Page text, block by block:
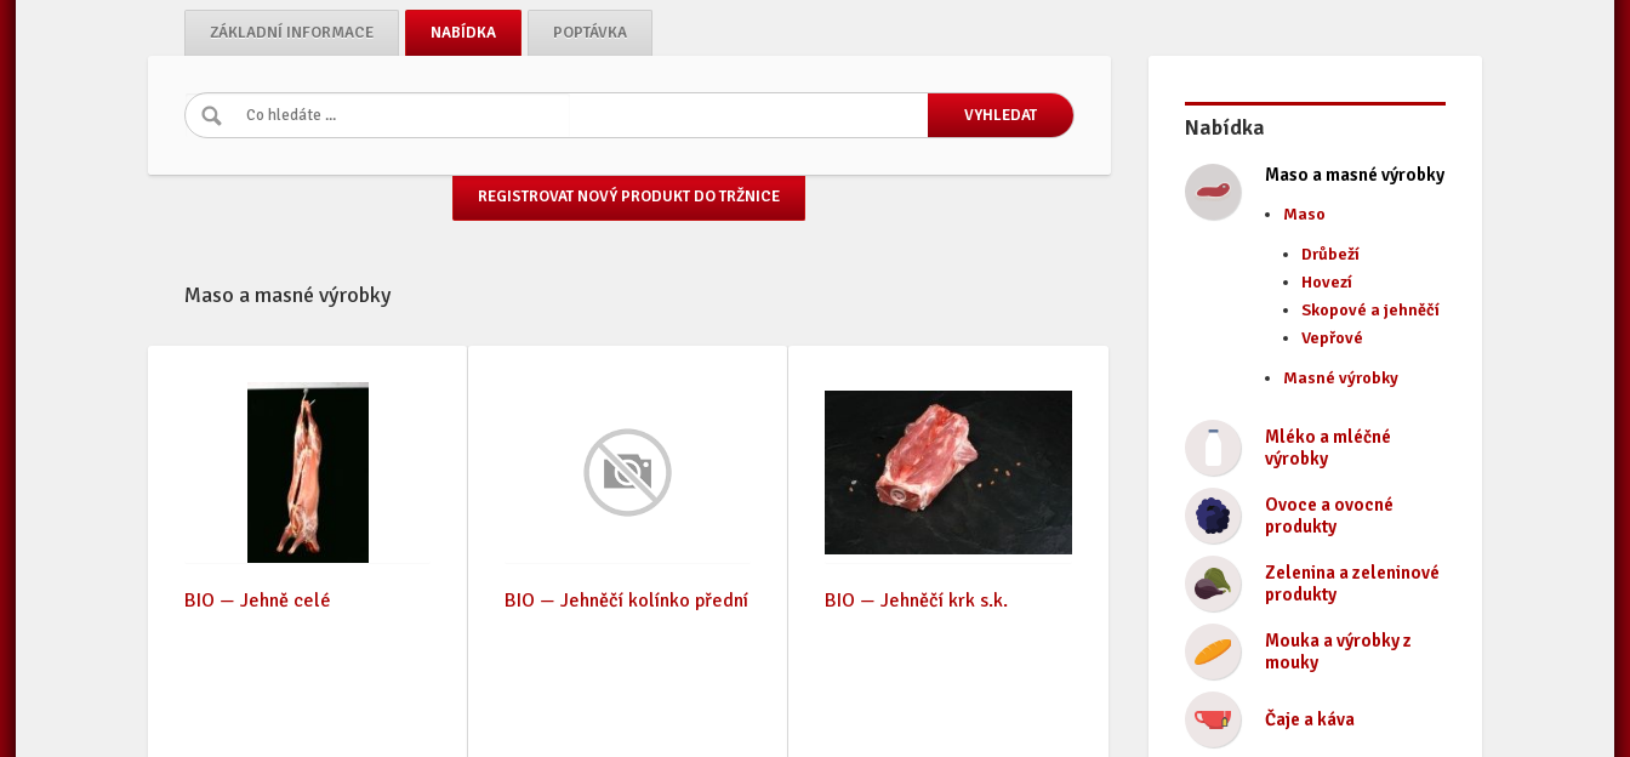
ZÁKLADNÍ INFORMACE NABÍDKA POPTÁVKA
REGISTROVAT NOVÝ PRODUKT DO TRŽNICE
Maso a masné výrobky
BIO — Jehně celé BIO — Jehněčí kolínko přední BIO — Jehněčí krk s.k.
Nabídka
Maso a masné výrobky
Maso
Drůbeží
Hovezí
Skopové a jehněčí
Vepřové
Masné výrobky
Mléko a mléčné
výrobky
Ovoce a ovocné
produkty
Zelenina a zeleninové
produkty
Mouka a výrobky z
mouky
Čaje a káva